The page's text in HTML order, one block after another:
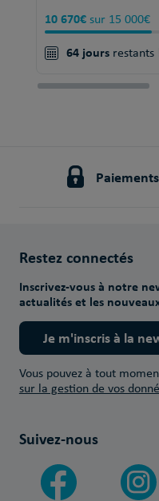
10 670€ sur 15 000€
64 jours restants
Restez connectés
Inscrivez-vous à notre
actualités et les
Je m'inscris à la
Vous pouvez à tout
sur la gestion de vos
Suivez-nous